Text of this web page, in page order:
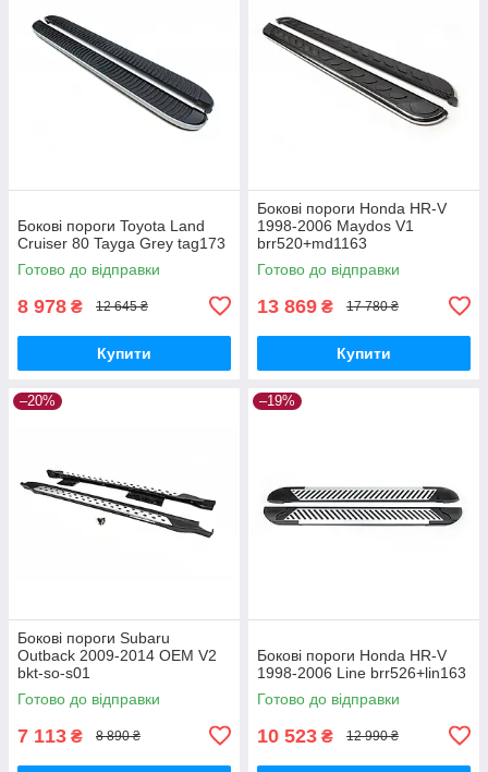
Бокові пороги Toyota Land
Cruiser 80 Tayga Grey tag173
Готово до відправки
8 978 ₴ 12 645 ₴
Купити
Бокові пороги Honda HR-V
1998-2006 Maydos V1
brr520+md1163
Готово до відправки
13 869 ₴ 17 780 ₴
Купити
–20%
Бокові пороги Subaru
Outback 2009-2014 OEM V2
bkt-so-s01
Готово до відправки
7 113 ₴ 8 890 ₴
–19%
Бокові пороги Honda HR-V
1998-2006 Line brr526+lin163
Готово до відправки
10 523 ₴ 12 990 ₴